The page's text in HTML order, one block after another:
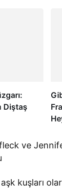
Diştaş
ve
aşk kuşları